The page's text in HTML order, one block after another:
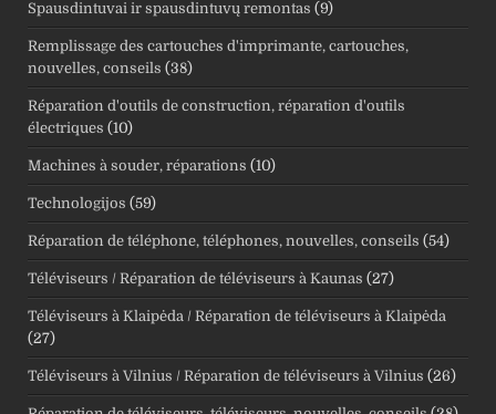
Spausdintuvai ir spausdintuvų remontas (9)
Remplissage des cartouches d'imprimante, cartouches,
nouvelles, conseils (38)
Réparation d'outils de construction, réparation d'outils
électriques (10)
Machines à souder, réparations (10)
Technologijos (59)
Réparation de téléphone, téléphones, nouvelles, conseils (54)
Téléviseurs / Réparation de téléviseurs à Kaunas (27)
Téléviseurs à Klaipėda / Réparation de téléviseurs à Klaipėda
(27)
Téléviseurs à Vilnius / Réparation de téléviseurs à Vilnius (26)